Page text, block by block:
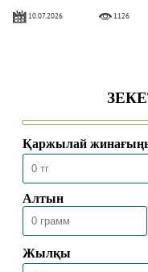
10.07.2026 1126
03.07.2026 1030
НЕКЕ – САЛАУАТТЫ ӨМІР ШАРТЫ
26.06.2026